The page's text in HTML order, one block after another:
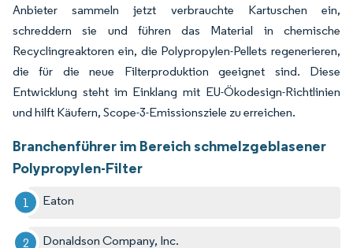
Anbieter sammeln jetzt verbrauchte Kartuschen ein,
schreddern sie und führen das Material in chemische
Recyclingreaktoren ein, die Polypropylen-Pellets regenerieren,
die für die neue Filterproduktion geeignet sind. Diese
Entwicklung steht im Einklang mit EU-Ökodesign-Richtlinien
und hilft Käufern, Scope-3-Emissionsziele zu erreichen.
Branchenführer im Bereich schmelzgeblasener
Polypropylen-Filter
Eaton
Donaldson Company, Inc.